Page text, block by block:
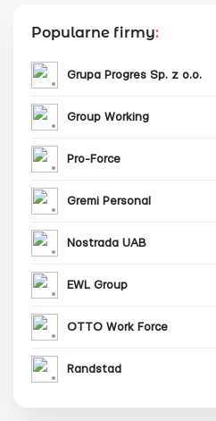
Popularne firmy:
Grupa Progres Sp. z o.o.
Group Working
Pro-Force
Gremi Personal
Nostrada UAB
EWL Group
OTTO Work Force
Randstad